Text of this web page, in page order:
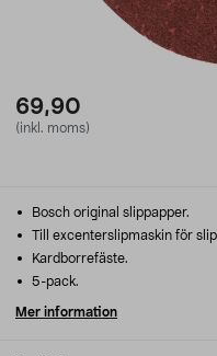
69,90
(inkl. moms)
Bosch original slippapper.
Till excenterslipmaskin för
Kardborrefäste.
5-pack.
Mer information